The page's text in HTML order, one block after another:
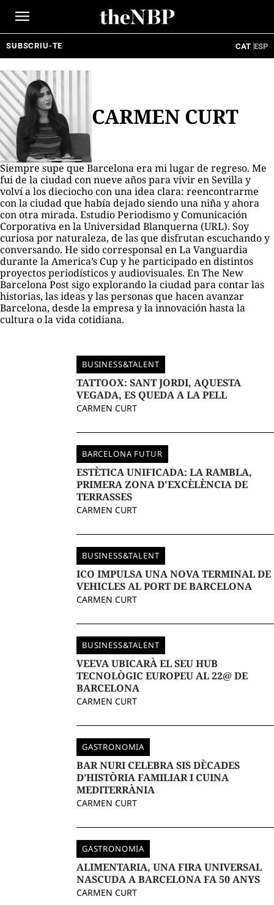
SUBSCRIU-TE CAT ESP
CARMEN CURT
Siempre supe que Barcelona era mi lugar de regreso. Me
fui de la ciudad con nueve años para vivir en Sevilla y
volví a los dieciocho con una idea clara: reencontrarme
con la ciudad que había dejado siendo una niña y ahora
con otra mirada. Estudio Periodismo y Comunicación
Corporativa en la Universidad Blanquerna (URL). Soy
curiosa por naturaleza, de las que disfrutan escuchando y
conversando. He sido corresponsal en La Vanguardia
durante la America’s Cup y he participado en distintos
proyectos periodísticos y audiovisuales. En The New
Barcelona Post sigo explorando la ciudad para contar las
historias, las ideas y las personas que hacen avanzar
Barcelona, desde la empresa y la innovación hasta la
cultura o la vida cotidiana.
BUSINESS&TALENT
TATTOOX: SANT JORDI, AQUESTA
VEGADA, ES QUEDA A LA PELL
CARMEN CURT
BARCELONA FUTUR
ESTÈTICA UNIFICADA: LA RAMBLA,
PRIMERA ZONA D'EXCÈLÈNCIA DE
TERRASSES
CARMEN CURT
BUSINESS&TALENT
ICO IMPULSA UNA NOVA TERMINAL DE
VEHICLES AL PORT DE BARCELONA
CARMEN CURT
BUSINESS&TALENT
VEEVA UBICARÀ EL SEU HUB
TECNOLÒGIC EUROPEU AL 22@ DE
BARCELONA
CARMEN CURT
GASTRONOMIA
BAR NURI CELEBRA SIS DÈCADES
D’HISTÒRIA FAMILIAR I CUINA
MEDITERRÀNIA
CARMEN CURT
GASTRONOMIA
ALIMENTARIA, UNA FIRA UNIVERSAL
NASCUDA A BARCELONA FA 50 ANYS
CARMEN CURT